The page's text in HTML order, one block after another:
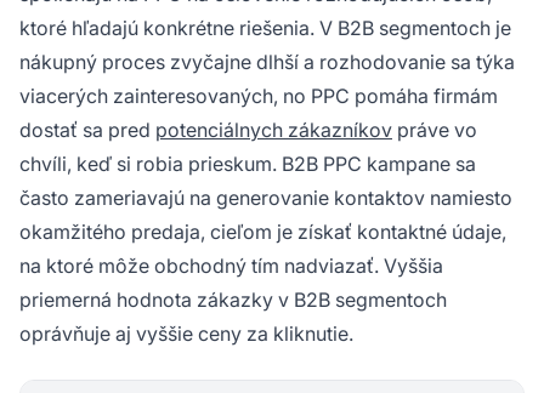
ktoré hľadajú konkrétne riešenia. V B2B segmentoch je
nákupný proces zvyčajne dlhší a rozhodovanie sa týka
viacerých zainteresovaných, no PPC pomáha firmám
dostať sa pred potenciálnych zákazníkov práve vo
chvíli, keď si robia prieskum. B2B PPC kampane sa
často zameriavajú na generovanie kontaktov namiesto
okamžitého predaja, cieľom je získať kontaktné údaje,
na ktoré môže obchodný tím nadviazať. Vyššia
priemerná hodnota zákazky v B2B segmentoch
oprávňuje aj vyššie ceny za kliknutie.